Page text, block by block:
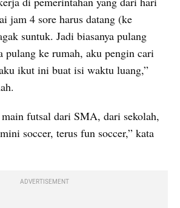
jam 4 sore harus datang (ke
suntuk. Jadi biasanya pulang
pulang ke rumah, aku pengin cari
ikut ini buat isi waktu luang,”
futsal dari SMA, dari sekolah,
soccer, terus fun soccer,” kata
ADVERTISEMENT